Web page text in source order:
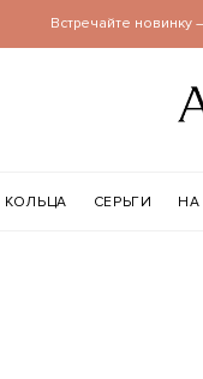
Встречайте новинку
КОЛЬЦА СЕРЬГИ